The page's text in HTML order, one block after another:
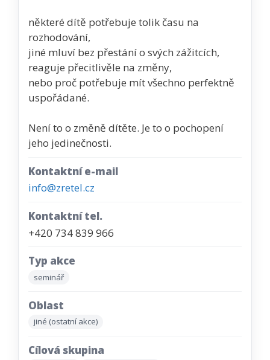
některé dítě potřebuje tolik času na
rozhodování,
jiné mluví bez přestání o svých zážitcích,
reaguje přecitlivěle na změny,
nebo proč potřebuje mít všechno perfektně
uspořádané.
Není to o změně dítěte. Je to o pochopení
jeho jedinečnosti.
Kontaktní e-mail
info@zretel.cz
Kontaktní tel.
+420 734 839 966
Typ akce
seminář
Oblast
jiné (ostatní akce)
Cílová skupina